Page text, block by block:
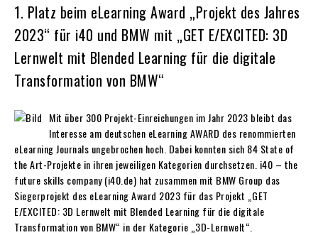
1. Platz beim eLearning Award „Projekt des Jahres
2023“ für i40 und BMW mit „GET E/EXCITED: 3D
Lernwelt mit Blended Learning für die digitale
Transformation von BMW“
Mit über 300 Projekt-Einreichungen im Jahr 2023 bleibt das
Interesse am deutschen eLearning AWARD des renommierten
eLearning Journals ungebrochen hoch. Dabei konnten sich 84 State of
the Art-Projekte in ihren jeweiligen Kategorien durchsetzen. i40 – the
future skills company (i40.de) hat zusammen mit BMW Group das
Siegerprojekt des eLearning Award 2023 für das Projekt „GET
E/EXCITED: 3D Lernwelt mit Blended Learning für die digitale
Transformation von BMW“ in der Kategorie „3D-Lernwelt“.